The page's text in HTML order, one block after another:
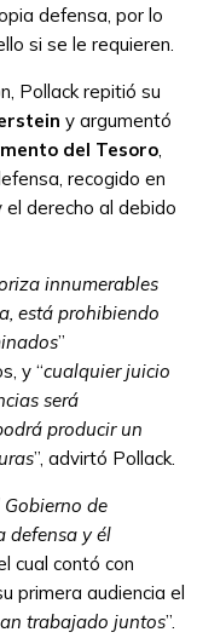
defensa, por lo
si se le requieren.
Pollack repitió su
y argumentó
del Tesoro,
recogido en
el derecho al debido
innumerables
está prohibiendo
”
y “cualquier juicio
será
producir un
”, advirtó Pollack.
Gobierno de
defensa y él
cual contó con
primera audiencia el
trabajado juntos”.